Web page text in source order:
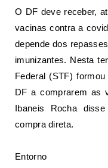
O DF deve receber,
vacinas contra a
depende dos
imunizantes. Nesta
Federal (STF)
DF a comprarem as
Ibaneis Rocha
compra direta.
Entorno